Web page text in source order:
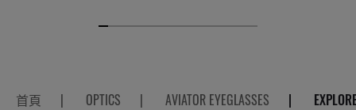
首頁 | OPTICS | AVIATOR EYEGLASSES |